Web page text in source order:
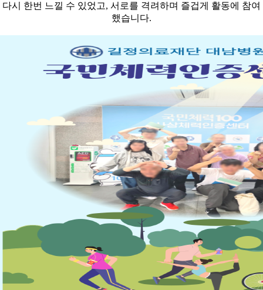
다시 한번 느낄 수 있었고, 서로를 격려하며 즐겁게 활동에 참여
했습니다.